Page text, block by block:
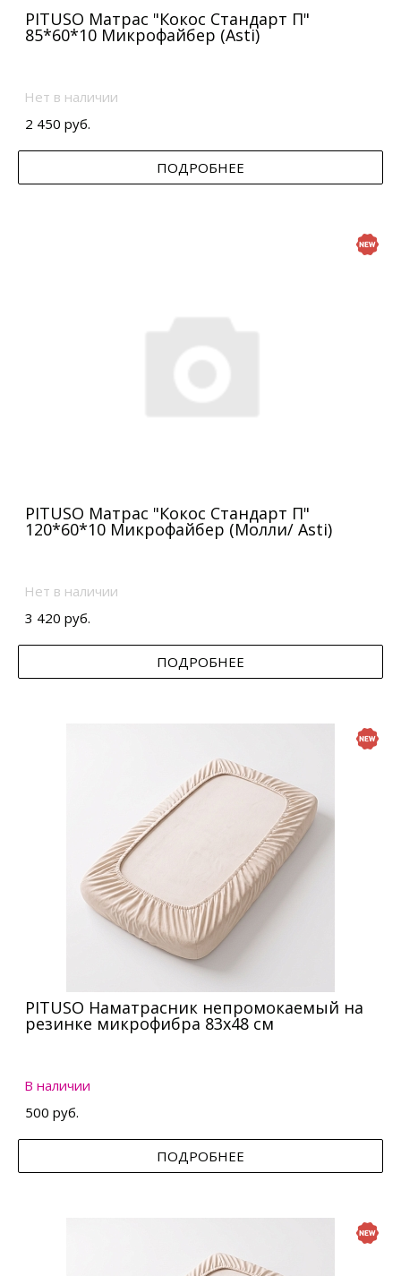
PITUSO Матрас "Кокос Стандарт П"
85*60*10 Микрофайбер (Asti)
Нет в наличии
2 450 руб.
ПОДРОБНЕЕ
PITUSO Матрас "Кокос Стандарт П"
120*60*10 Микрофайбер (Молли/ Asti)
Нет в наличии
3 420 руб.
ПОДРОБНЕЕ
PITUSO Наматрасник непромокаемый на
резинке микрофибра 83х48 см
В наличии
500 руб.
ПОДРОБНЕЕ